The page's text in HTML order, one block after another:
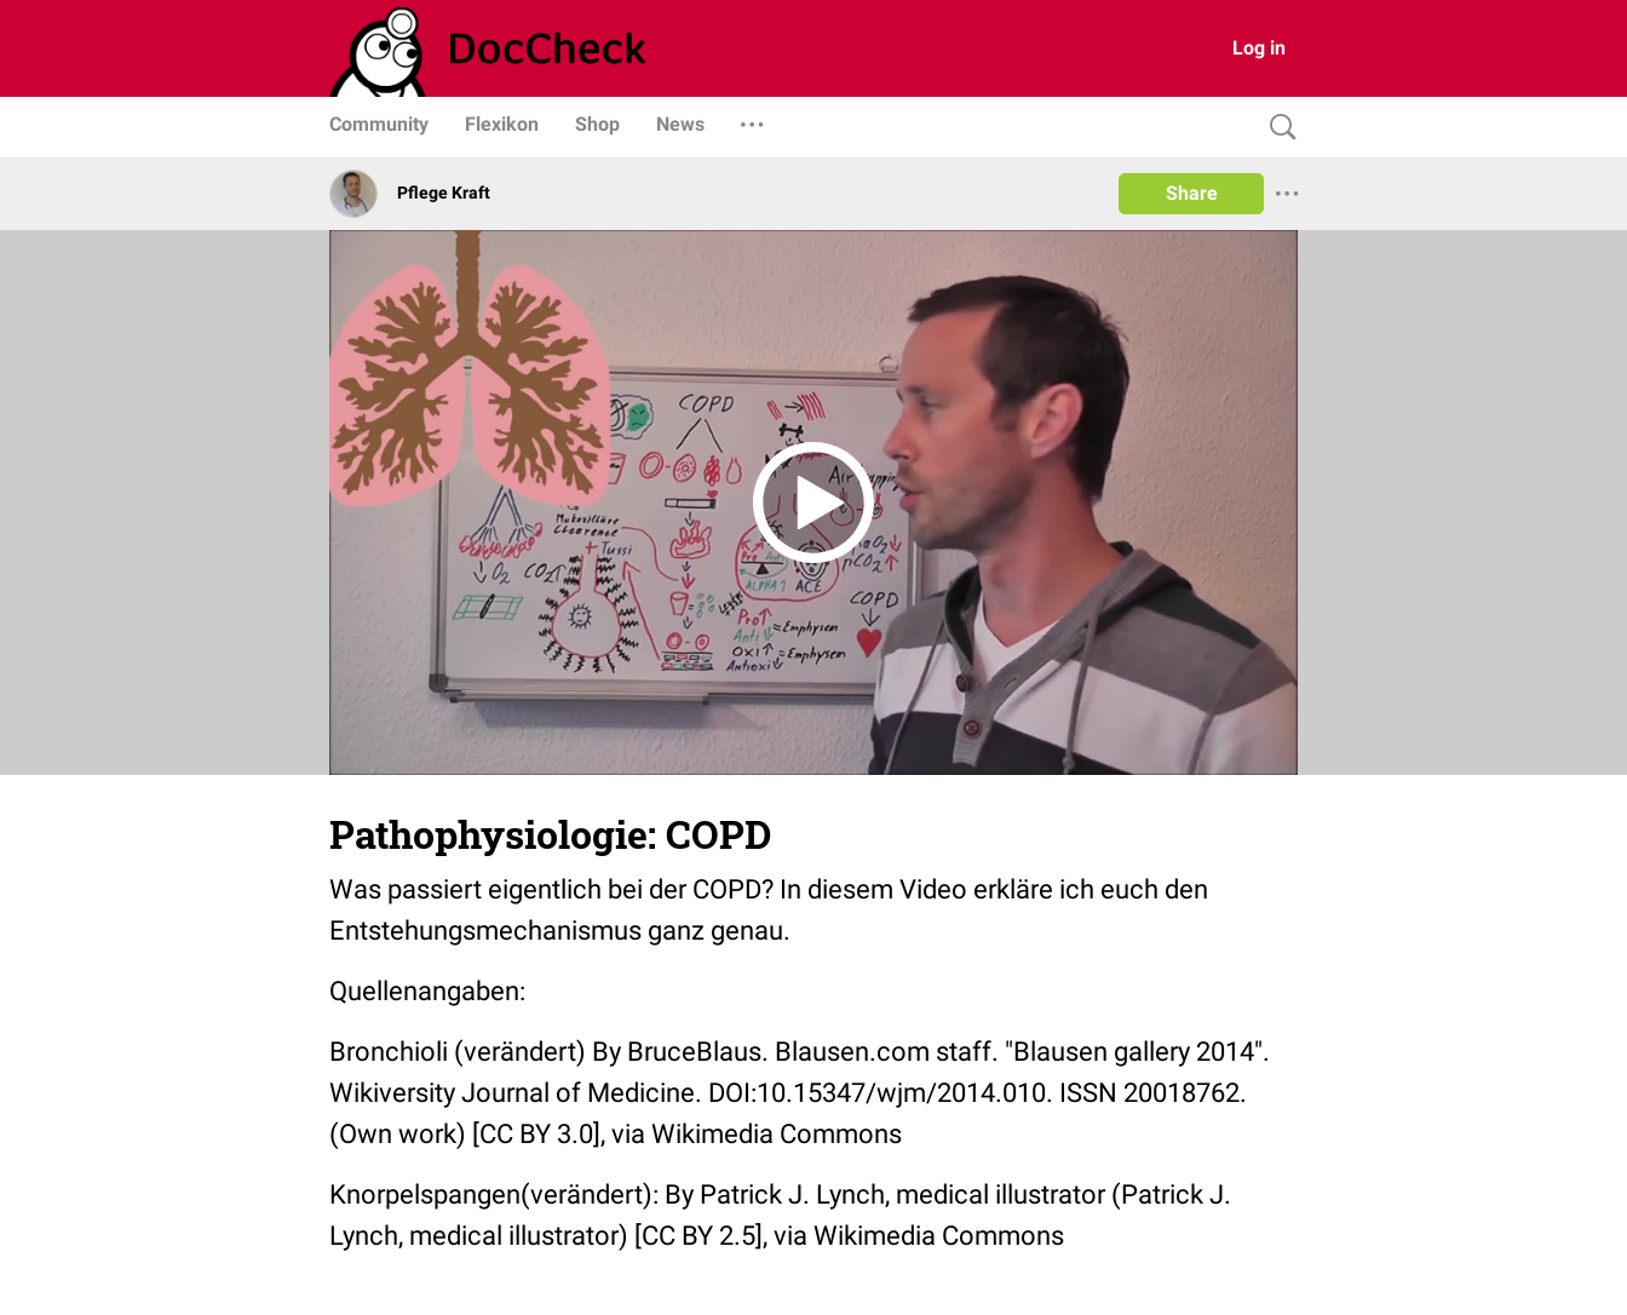
Log in
Community Flexikon Shop News
Pflege Kraft Share
Pathophysiologie: COPD
Was passiert eigentlich bei der COPD? In diesem Video erkläre ich euch den
Entstehungsmechanismus ganz genau.
Quellenangaben:
Bronchioli (verändert) By BruceBlaus. Blausen.com staff. "Blausen gallery 2014".
Wikiversity Journal of Medicine. DOI:10.15347/wjm/2014.010. ISSN 20018762.
(Own work) [CC BY 3.0], via Wikimedia Commons
Knorpelspangen(verändert): By Patrick J. Lynch, medical illustrator (Patrick J.
Lynch, medical illustrator) [CC BY 2.5], via Wikimedia Commons